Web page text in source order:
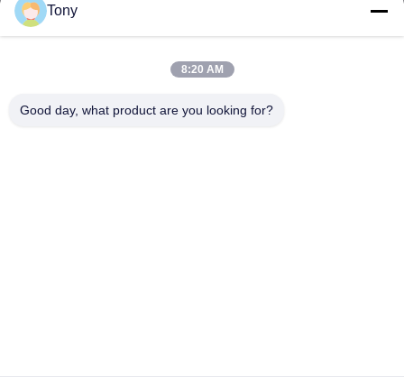
Tony
8:20 AM
Good day, what product are you looking for?